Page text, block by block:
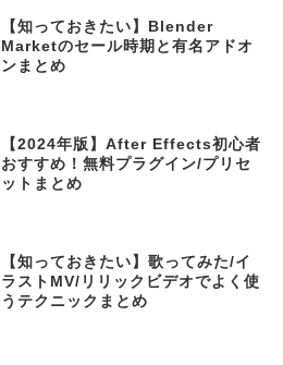
【知っておきたい】Blender
Marketのセール時期と有名アドオ
ンまとめ
【2024年版】After Effects初心者
おすすめ！無料プラグイン/プリセ
ットまとめ
【知っておきたい】歌ってみた/イ
ラストMV/リリックビデオでよく使
うテクニックまとめ